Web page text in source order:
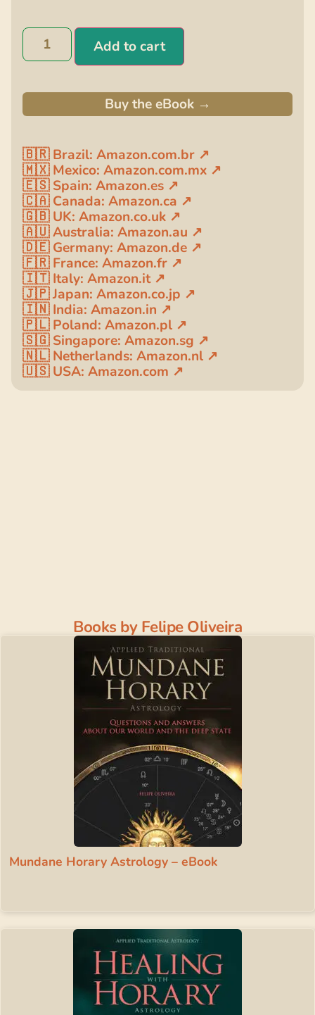
Add to cart
Buy the eBook →
🇧🇷 Brazil: Amazon.com.br ↗
🇲🇽 Mexico: Amazon.com.mx ↗
🇪🇸 Spain: Amazon.es ↗
🇨🇦 Canada: Amazon.ca ↗
🇬🇧 UK: Amazon.co.uk ↗
🇦🇺 Australia: Amazon.au ↗
🇩🇪 Germany: Amazon.de ↗
🇫🇷 France: Amazon.fr ↗
🇮🇹 Italy: Amazon.it ↗
🇯🇵 Japan: Amazon.co.jp ↗
🇮🇳 India: Amazon.in ↗
🇵🇱 Poland: Amazon.pl ↗
🇸🇬 Singapore: Amazon.sg ↗
🇳🇱 Netherlands: Amazon.nl ↗
🇺🇸 USA: Amazon.com ↗
Books by Felipe Oliveira
Mundane Horary Astrology – eBook